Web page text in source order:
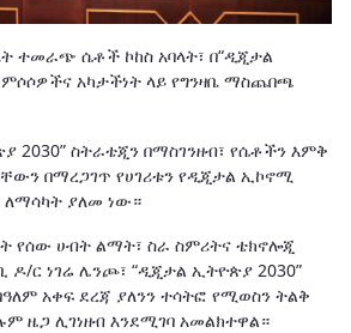
ተመራጭ ሴቶች ኮከስ አባላት፣ በ“ዲጂታል
ምሶሶዎችና አካታችነት ላይ የግንዛቤ ማስጨበጫ
2030” ስትራቴጂን በማስገንዘብ፣ የሴቶችን እምቅ
በማረጋገጥ የሀገሪቱን የዲጂታል ኢኮኖሚ
ለማሳካት ያለመ ነው።
የሰው ሀብት ልማት፣ ስራ ስምሪትና ቴክኖሎጂ
ር ነገሬ ሌንጮ፣ “ዲጂታል ኢትዮጵያ 2030”
አቀፍ ደረጃ ያለንን ተሳትፎ የሚወስን ትልቅ
ዜጋ ሊገነዘብ እንደሚገባ አመልክተዋል።